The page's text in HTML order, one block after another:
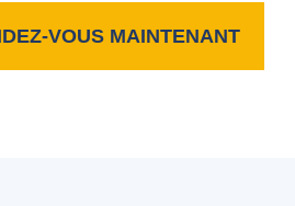
VOUS MAINTENANT